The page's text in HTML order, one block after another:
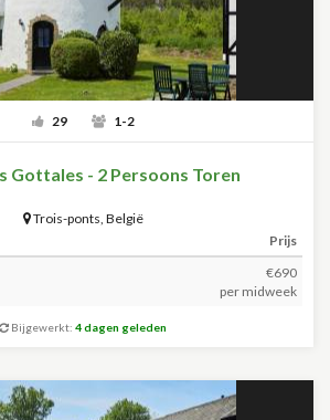
29 1-2
Gottales - 2 Persoons Toren
Trois-ponts, België
Prijs
€690
per midweek
Bijgewerkt: 4 dagen geleden